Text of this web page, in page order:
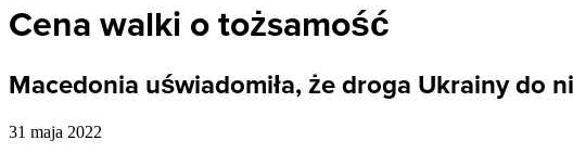
Cena walki o tożsamość
Macedonia uświadomiła, że droga Ukrainy do
31 maja 2022